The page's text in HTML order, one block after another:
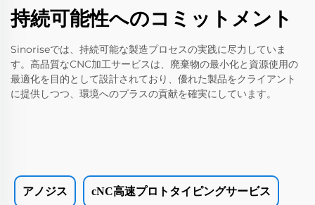
持続可能性へのコミットメント
Sinoriseでは、持続可能な製造プロセスの実践に尽力していま
す。高品質なCNC加工サービスは、廃棄物の最小化と資源使用の
最適化を目的として設計されており、優れた製品をクライアント
に提供しつつ、環境へのプラスの貢献を確実にしています。
アノジス cNC高速プロトタイピングサービス